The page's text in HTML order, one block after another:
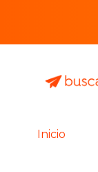
Inicio